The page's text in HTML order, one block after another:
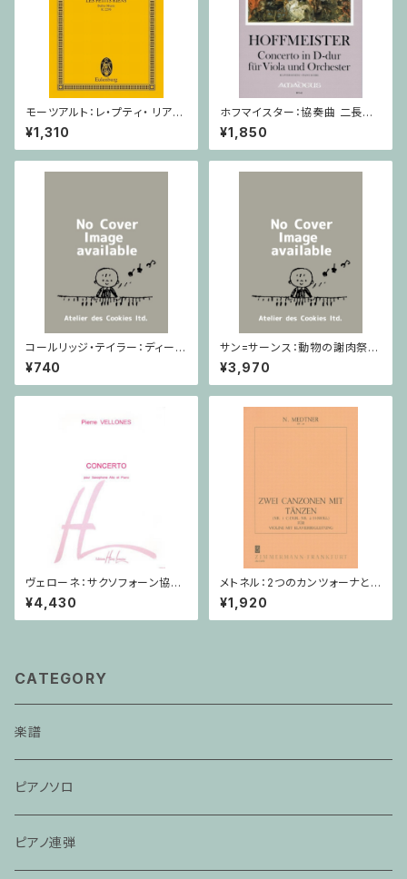
モーツアルト：レ・プティ・ リア
ン/ミニチュアスコア
¥1,310
ホフマイスター：協奏曲 二長調
/ ヴィオラ・ピアノ
¥1,850
コールリッジ・テイラー：ディープ
リバー Op.59,No.10 / ヴァイオ
リン・ピアノ
¥740
サン=サーンス：動物の謝肉祭 D
urand / ミニチュアスコア
¥3,970
ヴェローネ：サクソフォーン協奏
曲 op.65 / アルトサクソフォー
ン,ピアノ
¥4,430
メトネル：2つのカンツォーナとダ
ンス Op. 43 / ヴァイオリン・ピ
アノ
¥1,920
CATEGORY
楽譜
ピアノソロ
ピアノ連弾